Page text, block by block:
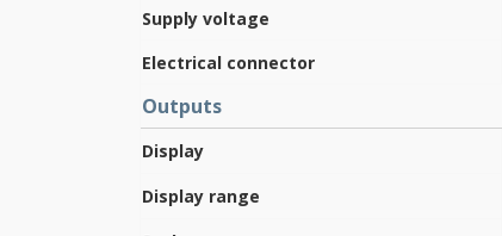
Supply voltage
Electrical connector
Outputs
Display
Display range